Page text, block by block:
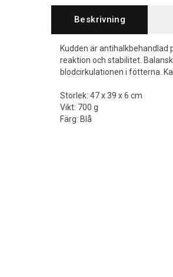
Beskrivning
Kudden är
reaktion och stabilitet.
blodcirkulationen i fötterna.
Storlek: 47 x 39 x 6 cm
Vikt: 700 g
Färg: Blå